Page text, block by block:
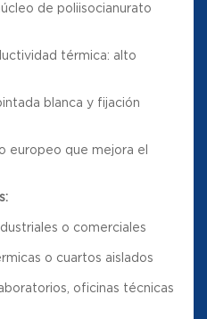
de poliisocianurato
térmica: alto
blanca y fijación
europeo que mejora el
o comerciales
o cuartos aislados
oficinas técnicas